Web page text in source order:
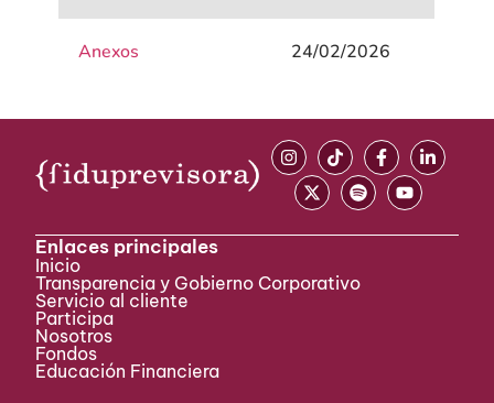
Anexos 24/02/2026
Enlaces principales
Inicio
Transparencia y Gobierno Corporativo
Servicio al cliente
Participa ​
Nosotros
Fondos
Educación Financiera